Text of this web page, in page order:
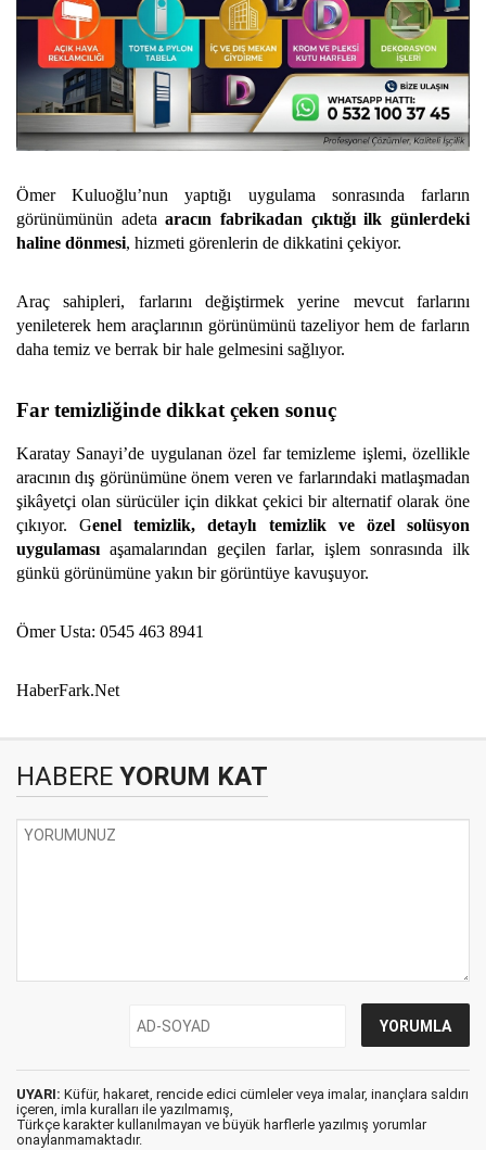
Ömer Kuluoğlu’nun yaptığı uygulama sonrasında farların
görünümünün adetaaracın fabrikadan çıktığı ilk günlerdeki
haline dönmesi, hizmeti görenlerin de dikkatini çekiyor.
Araç sahipleri, farlarını değiştirmek yerine mevcut farlarını
yenileterek hem araçlarının görünümünü tazeliyor hem de farların
daha temiz ve berrak bir hale gelmesini sağlıyor.
Far temizliğinde dikkat çeken sonuç
Karatay Sanayi’de uygulanan özel far temizleme işlemi, özellikle
aracının dış görünümüne önem veren ve farlarındaki matlaşmadan
şikâyetçi olan sürücüler için dikkat çekici bir alternatif olarak öne
çıkıyor. Genel temizlik, detaylı temizlik ve özel solüsyon
uygulaması aşamalarından geçilen farlar, işlem sonrasında ilk
günkü görünümüne yakın bir görüntüye kavuşuyor.
Ömer Usta: 0545 463 8941
HaberFark.Net
HABERE YORUM KAT
UYARI: Küfür, hakaret, rencide edici cümleler veya imalar, inançlara saldırı
içeren, imla kuralları ile yazılmamış,
Türkçe karakter kullanılmayan ve büyük harflerle yazılmış yorumlar
onaylanmamaktadır.